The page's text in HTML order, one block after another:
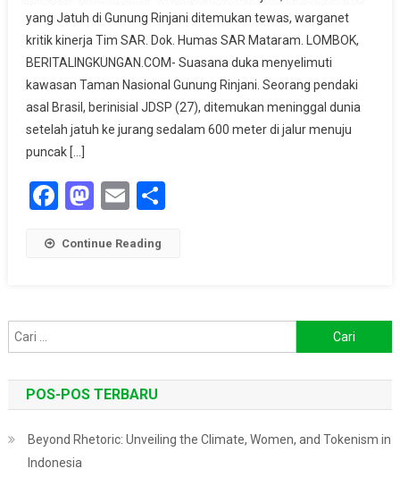
Puncak
Rinjani,
Kemenhut
Sampaikan
Duka
Mendalam
yang Jatuh di Gunung Rinjani ditemukan tewas, warganet
kritik kinerja Tim SAR. Dok. Humas SAR Mataram. LOMBOK,
BERITALINGKUNGAN.COM- Suasana duka menyelimuti
kawasan Taman Nasional Gunung Rinjani. Seorang pendaki
asal Brasil, berinisial JDSP (27), ditemukan meninggal dunia
setelah jatuh ke jurang sedalam 600 meter di jalur menuju
puncak […]
Facebook
Mastodon
EmailShare
Continue Reading
untuk:
POS-POS TERBARU
Beyond Rhetoric: Unveiling the Climate, Women, and Tokenism in
Indonesia